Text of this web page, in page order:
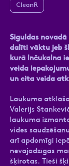
CleanR
Siguldas
dalīti vāktu jeb
kurā Inčukalna
veida
un cita veida
Laukuma
Valerijs
laukuma
vides
arī apdomīgi
nevajadzīgās
šķirotas. Tieši